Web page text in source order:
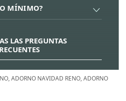
MÍNIMO?
LAS PREGUNTAS
,ADORNO NAVIDAD RENO,ADORNO